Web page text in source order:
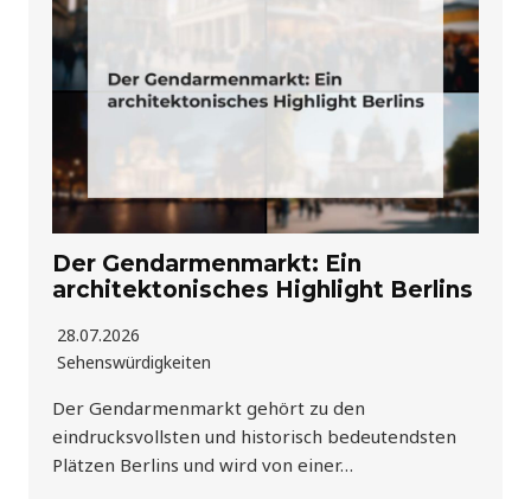
Der Gendarmenmarkt: Ein
architektonisches Highlight Berlins
28.07.2026
Sehenswürdigkeiten
Der Gendarmenmarkt gehört zu den
eindrucksvollsten und historisch bedeutendsten
Plätzen Berlins und wird von einer…